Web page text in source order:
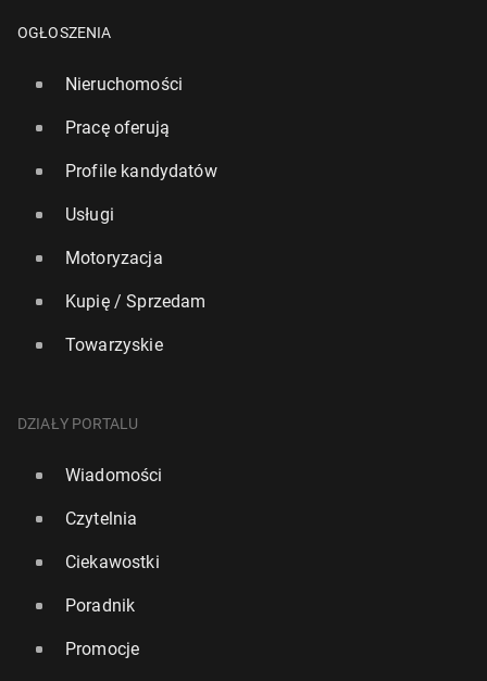
OGŁOSZENIA
Nieruchomości
Pracę oferują
Profile kandydatów
Usługi
Motoryzacja
Kupię / Sprzedam
Towarzyskie
DZIAŁY PORTALU
Wiadomości
Czytelnia
Ciekawostki
Poradnik
Promocje